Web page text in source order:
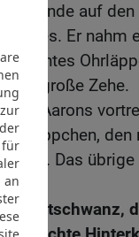
Hände auf
es. Er
rechtes
große Zehe.
Aarons
Blut. Das
Fettschwanz,